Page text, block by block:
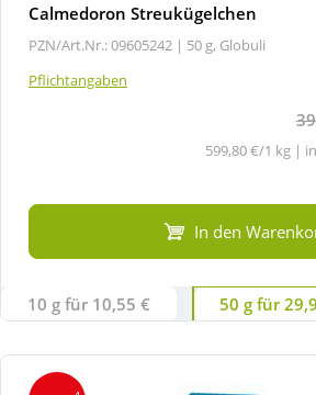
Calmedoron Streukügelchen
PZN/Art.Nr.: 09605242 | 50 g, Globuli
Pflichtangaben
599,80 €/1 kg |
In den
10 g für 10,55 € 50 g für